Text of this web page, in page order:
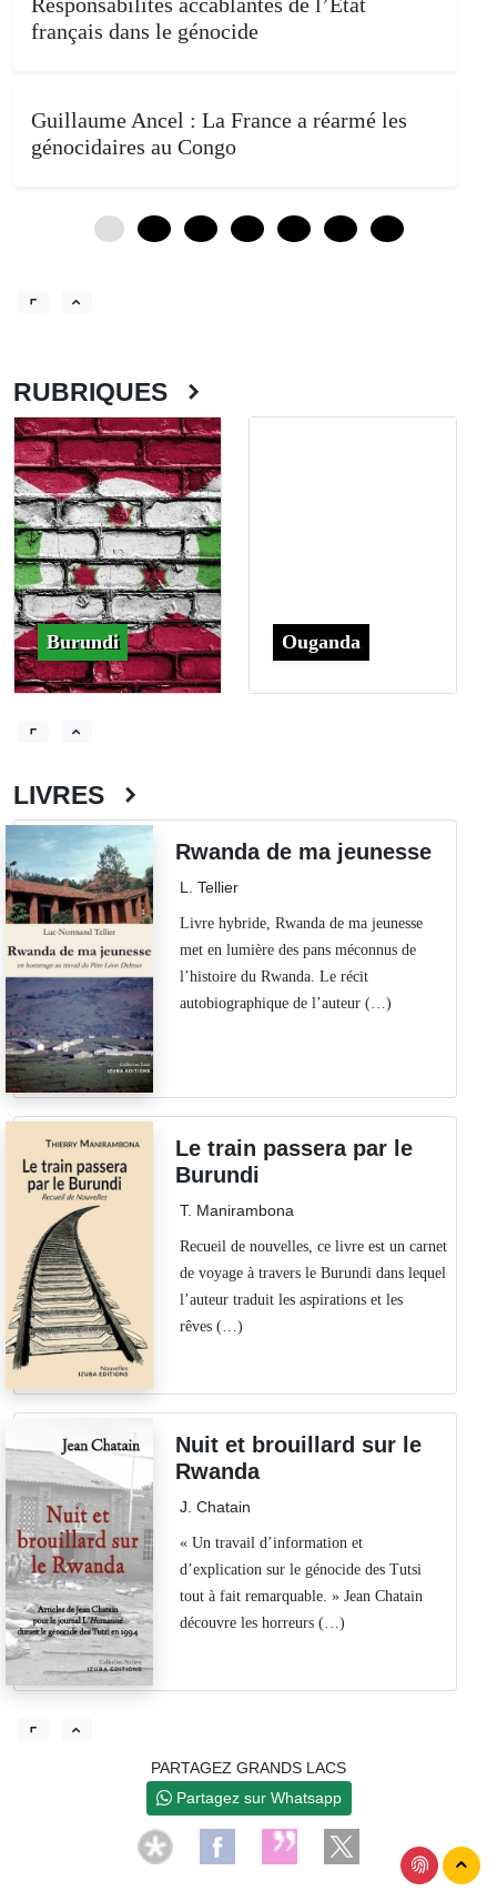
français dans le génocide
Guillaume Ancel : La France a réarmé les
génocidaires au Congo
RUBRIQUES
Burundi Ouganda
LIVRES
Rwanda de ma jeunesse
L. Tellier
Livre hybride, Rwanda de ma jeunesse
met en lumière des pans méconnus de
l’histoire du Rwanda. Le récit
autobiographique de l’auteur (…)
Le train passera par le
Burundi
T. Manirambona
Recueil de nouvelles, ce livre est un carnet
de voyage à travers le Burundi dans lequel
l’auteur traduit les aspirations et les
rêves (…)
Nuit et brouillard sur le
Rwanda
J. Chatain
« Un travail d’information et
d’explication sur le génocide des Tutsi
tout à fait remarquable. » Jean Chatain
découvre les horreurs (…)
PARTAGEZ GRANDS LACS
Partagez sur Whatsapp